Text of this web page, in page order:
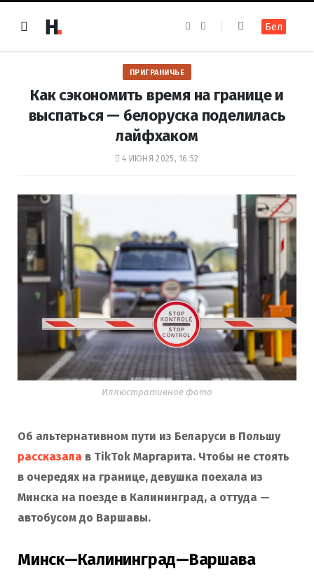
e
b
o
t
a
m
Бел
ПРИГРАНИЧЬЕ
Как сэкономить время на границе и
выспаться — белоруска поделилась
лайфхаком
4 ИЮНЯ 2025, 16:52
Иллюстративное фото
Об альтернативном пути из Беларуси в Польшу
рассказала в TikTok Маргарита. Чтобы не стоять
в очередях на границе, девушка поехала из
Минска на поезде в Калининград, а оттуда —
автобусом до Варшавы.
Минск—Калининград—Варшава